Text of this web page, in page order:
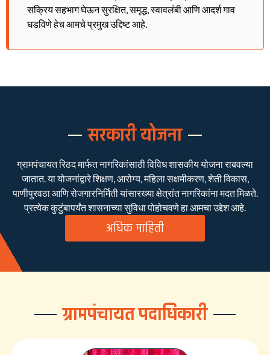
सक्रिय सहभाग घेऊन सुरक्षित, समृद्ध, स्वावलंबी आणि आदर्श गाव
घडविणे हेच आमचे प्रमुख उद्दिष्ट आहे.
सरकारी योजना
ग्रामपंचायत रिठद मार्फत नागरिकांसाठी विविध शासकीय योजना राबवल्या
जातात. या योजनांद्वारे शिक्षण, आरोग्य, महिला सक्षमीकरण, शेती विकास,
पाणीपुरवठा आणि रोजगारनिर्मिती यांसारख्या क्षेत्रांत नागरिकांना मदत मिळते.
प्रत्येक कुटुंबापर्यंत शासनाच्या सुविधा पोहोचवणे हा आमचा उद्देश आहे.
अधिक माहिती
ग्रामपंचायत पदाधिकारी